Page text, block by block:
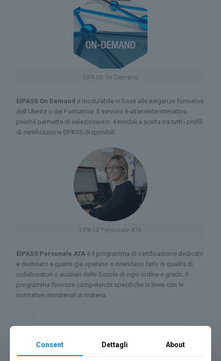
EIPASS On Demand
EIPASS On Demand è modulabile in base alle esigenze formative
dell'Utente o del Formatore. Il servizio è altamente interattivo
poichè permette di selezionare n. 4 moduli a scelta tra tutti i profili
di certificazione EIPASS disponibili.
EIPASS Personale ATA
EIPASS Personale ATA è il programma di certificazione dedicato
e destinato a quanti già operano o intendano farlo in qualità di
collaboratori o ausiliari delle Scuole di ogni ordine e grado. Il
programma fornisce competenze specifiche in linea con le
normative ministeriali in materia.
Consent Dettagli About